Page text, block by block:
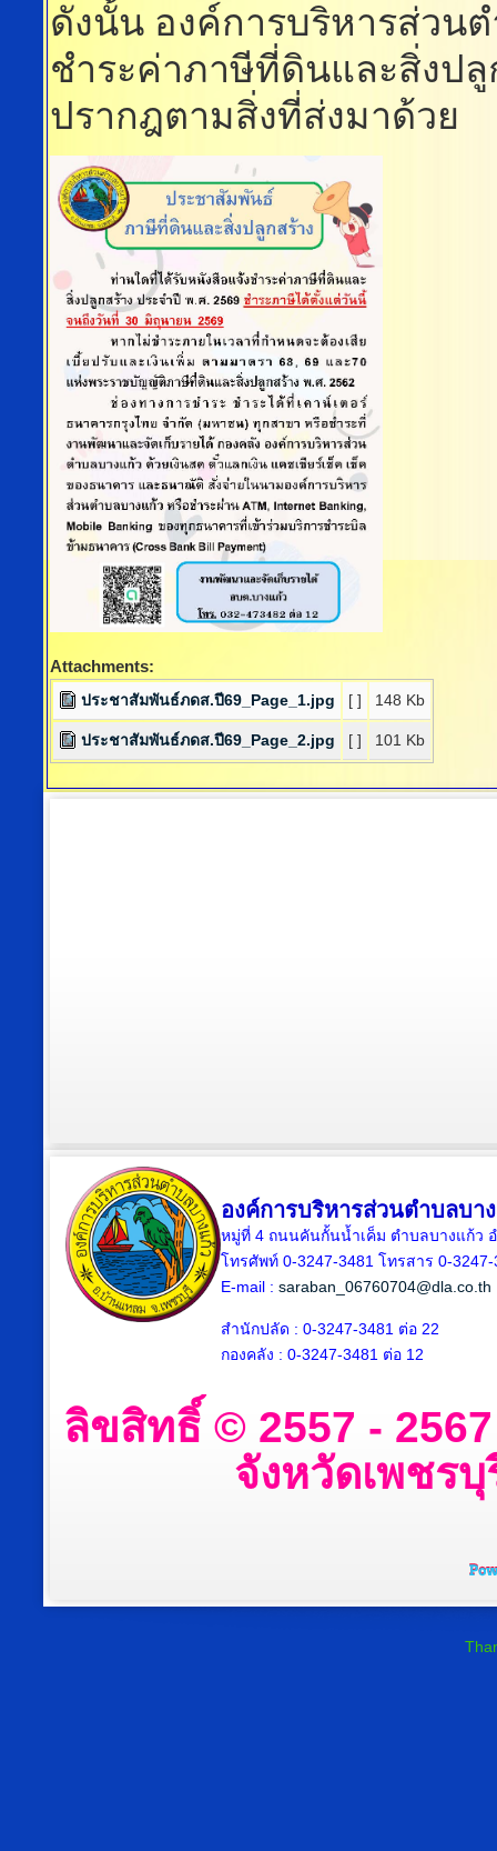
ดังนั้น องค์การบริหารส่วน
ชำระค่าภาษีที่ดินและสิ่งปลู
ปรากฎตามสิ่งที่ส่งมาด้วย
Attachments:
ประชาสัมพันธ์ภดส.ปี69_Page_1.jpg [ ] 148 Kb
ประชาสัมพันธ์ภดส.ปี69_Page_2.jpg [ ] 101 Kb
องค์การบริหารส่วนตำบลบา
หมู่ที่ 4 ถนนคันกั้นน้ำเค็ม ตำบลบางแก้ว
โทรศัพท์ 0-3247-3481 โทรสาร 0-3247-
E-mail : saraban_06760704@dla.co.th
สำนักปลัด : 0-3247-3481 ต่อ 22
กองคลัง : 0-3247-3481 ต่อ 12
ลิขสิทธิ์ © 2557 -
จังหวัดเพชร